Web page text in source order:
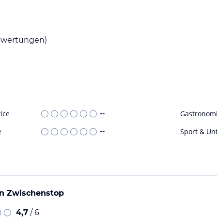
Die Gäste können die
und den Waldseilpark - Taborhöhe. Es gibt
--
-- Sport &
Zwischenstop
4,7 / 6